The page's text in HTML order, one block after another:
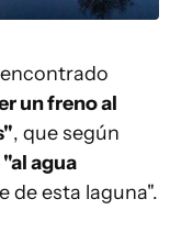
un freno al
, que según
agua
de esta laguna".